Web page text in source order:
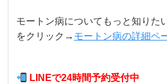
モートン病についてもっと知りた
をクリック→ モートン病の詳細ペ
LINEで24時間予約受付中